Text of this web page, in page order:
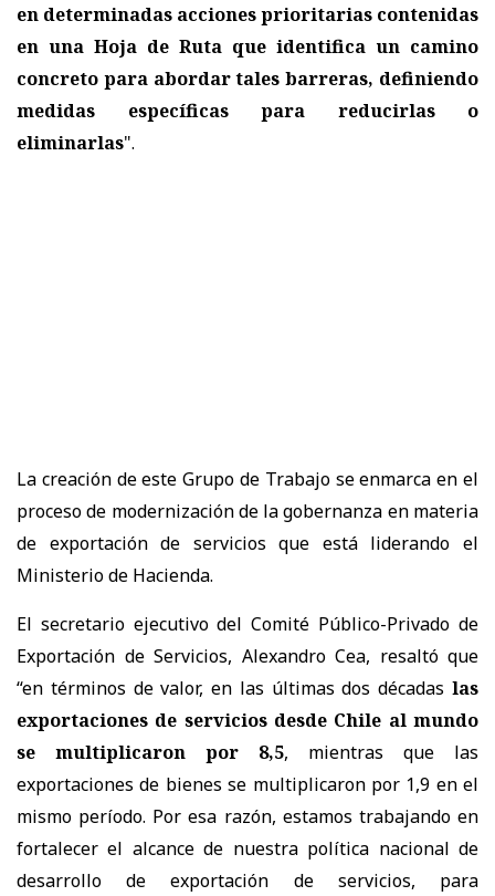
en determinadas acciones prioritarias contenidas
en una Hoja de Ruta que identifica un camino
concreto para abordar tales barreras, definiendo
medidas específicas para reducirlas o
eliminarlas".
La creación de este Grupo de Trabajo se enmarca en el
proceso de modernización de la gobernanza en materia
de exportación de servicios que está liderando el
Ministerio de Hacienda.
El secretario ejecutivo del Comité Público-Privado de
Exportación de Servicios, Alexandro Cea, resaltó que
“en términos de valor, en las últimas dos décadas las
exportaciones de servicios desde Chile al mundo
se multiplicaron por 8,5, mientras que las
exportaciones de bienes se multiplicaron por 1,9 en el
mismo período. Por esa razón, estamos trabajando en
fortalecer el alcance de nuestra política nacional de
desarrollo de exportación de servicios, para